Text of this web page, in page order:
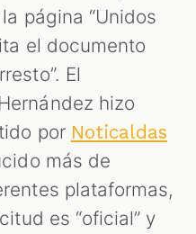
página “Unidos
el documento
El
hizo
por Noticaldas
más de
plataformas,
es “oficial” y